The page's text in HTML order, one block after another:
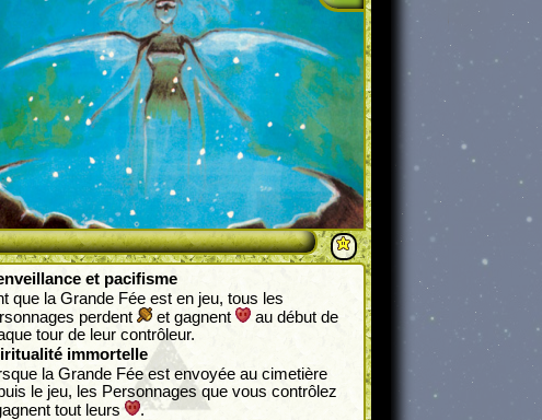
et pacifisme
que la Grande Fée est en jeu, tous les
perdent
et gagnent
au début de
tour de leur contrôleur.
immortelle
la Grande Fée est envoyée au cimetière
le jeu, les Personnages que vous contrôlez
tout leurs
.